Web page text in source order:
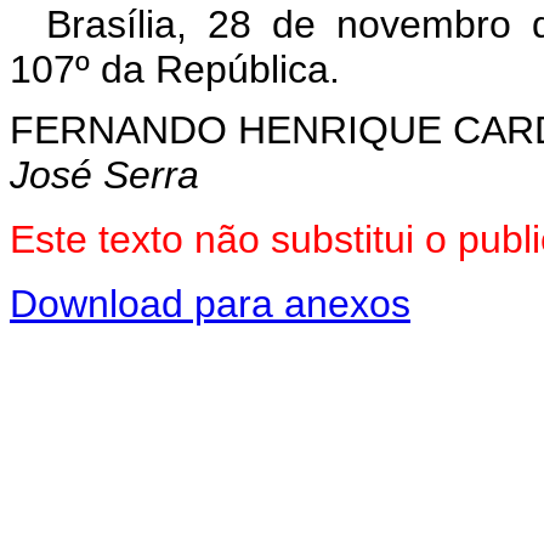
Brasília, 28 de novembro
107º da República.
FERNANDO HENRIQUE
José Serra
Este texto não substitui o
Download para anexos